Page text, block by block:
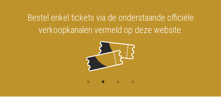
Bestel enkel tickets via de onderstaande officiële
verkoopkanalen vermeld op deze website.